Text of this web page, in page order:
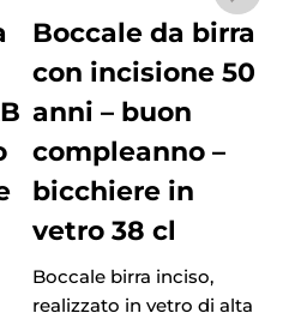
Boccale da birra
con incisione 50
anni – buon
compleanno –
bicchiere in
vetro 38 cl
Boccale birra inciso,
realizzato in vetro di alta